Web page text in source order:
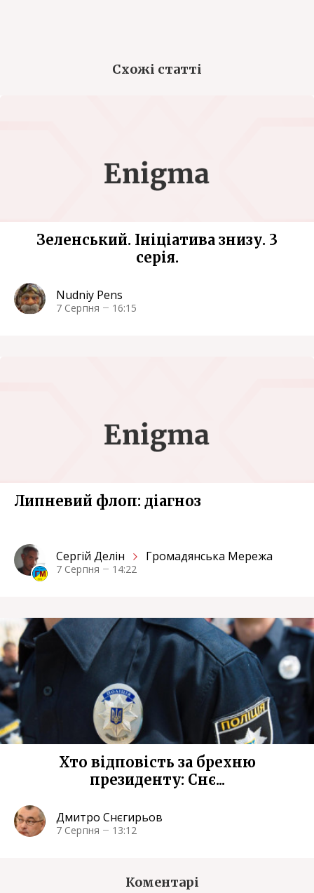
Схожі статті
Зеленський. Ініціатива знизу. 3
серія.
Nudniy Pens
7 Серпня 16:15
Липневий флоп: діагноз
Сергiй Делін Громадянська Мережа
7 Серпня 14:22
Хто відповість за брехню
президенту: Снє...
Дмитро Снєгирьов
7 Серпня 13:12
Коментарі